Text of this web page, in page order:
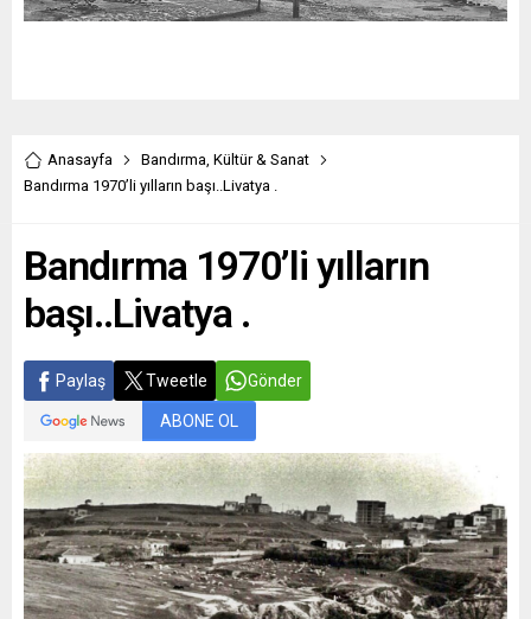
Anasayfa Bandırma, Kültür & Sanat
Bandırma 1970’li yılların başı..Livatya .
Bandırma 1970’li yılların
başı..Livatya .
Paylaş Tweetle Gönder
ABONE OL